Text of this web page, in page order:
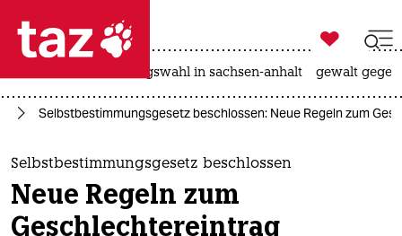
 taz zahl ich
taz zahl ich
themen
politik

taz zahl ich
landtagswahl in sachsen-anhalt gewalt
Selbstbestimmungsgesetz beschlossen: Neue Regeln zum
Selbstbestimmungsgesetz beschlossen
Neue Regeln zum
Geschlechtereintrag